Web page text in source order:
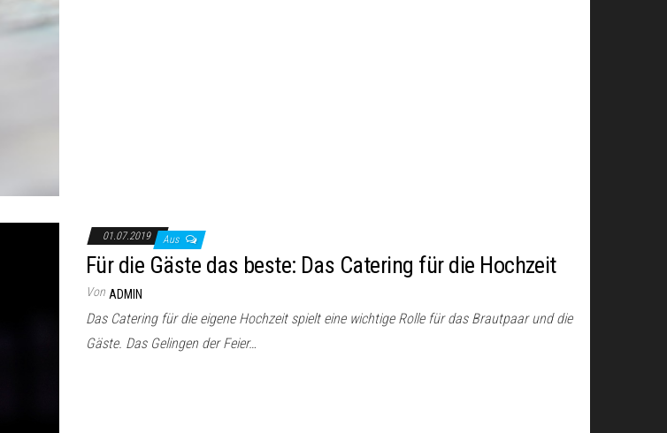
01.07.2019 Aus
Für die Gäste das beste: Das Catering für die Hochzeit
Von ADMIN
Das Catering für die eigene Hochzeit spielt eine wichtige Rolle für das Brautpaar und die
Gäste. Das Gelingen der Feier…